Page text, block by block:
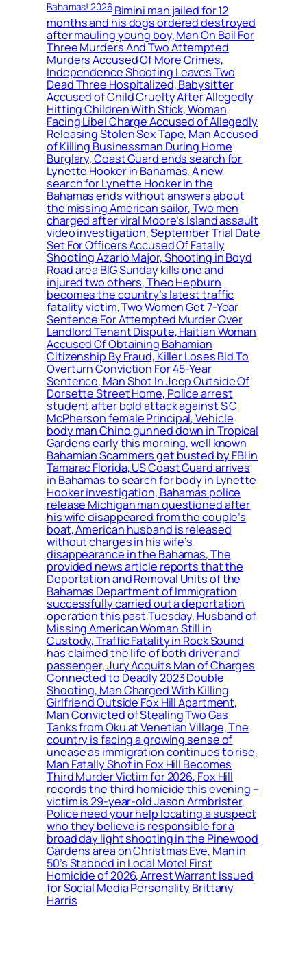
Bahamas! 2026Bimini man jailed for 12
months and his dogs ordered destroyed
after mauling young boy, Man On Bail For
Three Murders And Two Attempted
Murders Accused Of More Crimes,
Independence Shooting Leaves Two
Dead Three Hospitalized, Babysitter
Accused of Child Cruelty After Allegedly
Hitting Children With Stick, Woman
Facing Libel Charge Accused of Allegedly
Releasing Stolen Sex Tape, Man Accused
of Killing Businessman During Home
Burglary, Coast Guard ends search for
Lynette Hooker in Bahamas, A new
search for Lynette Hooker in the
Bahamas ends without answers about
the missing American sailor, Two men
charged after viral Moore’s Island assault
video investigation, September Trial Date
Set For Officers Accused Of Fatally
Shooting Azario Major, Shooting in Boyd
Road area BIG Sunday kills one and
injured two others, Theo Hepburn
becomes the country’s latest traffic
fatality victim, Two Women Get 7-Year
Sentence For Attempted Murder Over
Landlord Tenant Dispute, Haitian Woman
Accused Of Obtaining Bahamian
Citizenship By Fraud, Killer Loses Bid To
Overturn Conviction For 45-Year
Sentence, Man Shot In Jeep Outside Of
Dorsette Street Home, Police arrest
student after bold attack against S C
McPherson female Principal, Vehicle
body man Chino gunned down in Tropical
Gardens early this morning, well known
Bahamian Scammers get busted by FBI in
Tamarac Florida, US Coast Guard arrives
in Bahamas to search for body in Lynette
Hooker investigation, Bahamas police
release Michigan man questioned after
his wife disappeared from the couple’s
boat, American husband is released
without charges in his wife’s
disappearance in the Bahamas, The
provided news article reports that the
Deportation and Removal Units of the
Bahamas Department of Immigration
successfully carried out a deportation
operation this past Tuesday, Husband of
Missing American Woman Still in
Custody, Traffic Fatality in Rock Sound
has claimed the life of both driver and
passenger, Jury Acquits Man of Charges
Connected to Deadly 2023 Double
Shooting, Man Charged With Killing
Girlfriend Outside Fox Hill Apartment,
Man Convicted of Stealing Two Gas
Tanks from Oku at Venetian Village, The
country is facing a growing sense of
unease as immigration continues to rise,
Man Fatally Shot in Fox Hill Becomes
Third Murder Victim for 2026, Fox Hill
records the third homicide this evening –
victim is 29-year-old Jason Armbrister,
Police need your help locating a suspect
who they believe is responsible for a
broad day light shooting in the Pinewood
Gardens area on Christmas Eve, Man in
50’s Stabbed in Local Motel First
Homicide of 2026, Arrest Warrant Issued
for Social Media Personality Brittany
Harris